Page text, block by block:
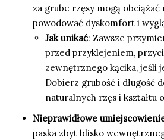
za grube rzęsy mogą obciążać
powodować dyskomfort i
Jak unikać: Zawsze
przed przyklejeniem,
zewnętrznego kącika, jeśli
Dobierz grubość i długość
naturalnych rzęs i kształtu
Nieprawidłowe
paska zbyt blisko